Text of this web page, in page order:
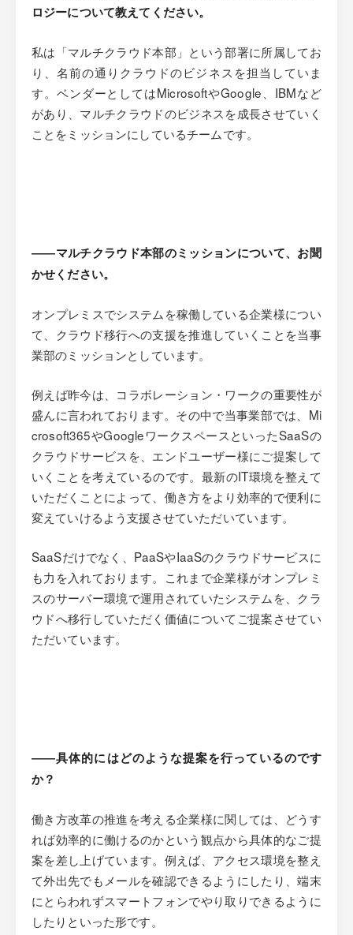
ロジーについて教えてください。
私は「マルチクラウド本部」という部署に所属してお
り、名前の通りクラウドのビジネスを担当していま
す。ベンダーとしてはMicrosoftやGoogle、IBMなど
があり、マルチクラウドのビジネスを成長させていく
ことをミッションにしているチームです。
――マルチクラウド本部のミッションについて、お聞
かせください。
オンプレミスでシステムを稼働している企業様につい
て、クラウド移行への支援を推進していくことを当事
業部のミッションとしています。
例えば昨今は、コラボレーション・ワークの重要性が
盛んに言われております。その中で当事業部では、Mi
crosoft365やGoogleワークスペースといったSaaSの
クラウドサービスを、エンドユーザー様にご提案して
いくことを考えているのです。最新のIT環境を整えて
いただくことによって、働き方をより効率的で便利に
変えていけるよう支援させていただいています。
SaaSだけでなく、PaaSやIaaSのクラウドサービスに
も力を入れております。これまで企業様がオンプレミ
スのサーバー環境で運用されていたシステムを、クラ
ウドへ移行していただく価値についてご提案させてい
ただいています。
――具体的にはどのような提案を行っているのです
か？
働き方改革の推進を考える企業様に関しては、どうす
れば効率的に働けるのかという観点から具体的なご提
案を差し上げています。例えば、アクセス環境を整え
て外出先でもメールを確認できるようにしたり、端末
にとらわれずスマートフォンでやり取りできるように
したりといった形です。